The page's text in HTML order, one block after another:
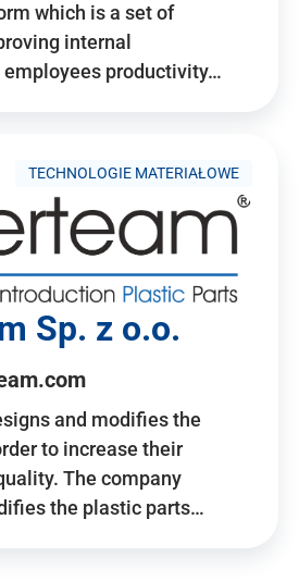
which is a set of
internal
productivity…
TECHNOLOGIE MATERIAŁOWE
Sp. z o.o.
and modifies the
to increase their
The company
the plastic parts…